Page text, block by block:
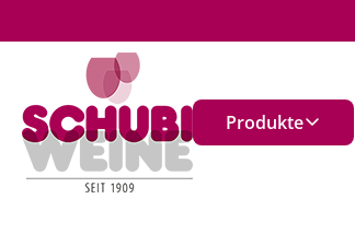
Produkte